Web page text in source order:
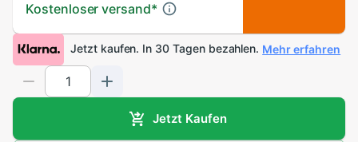
Kostenloser versand*
Jetzt kaufen. In 30 Tagen bezahlen. Mehr erfahren
Jetzt Kaufen